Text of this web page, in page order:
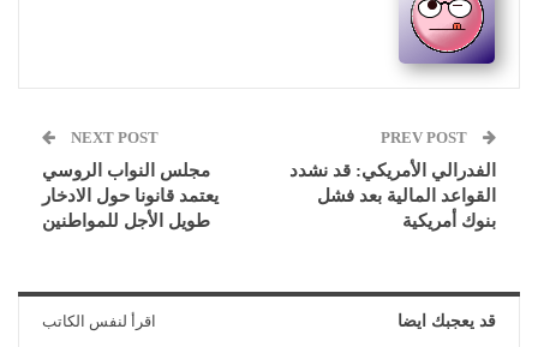
الفدرالي الأمريكي: قد نشدد
القواعد المالية بعد فشل
بنوك أمريكية
NEXT POST
مجلس النواب الروسي
يعتمد قانونا حول الادخار
طويل الأجل للمواطنين
قد يعجبك ايضا اقرأ لنفس الكاتب